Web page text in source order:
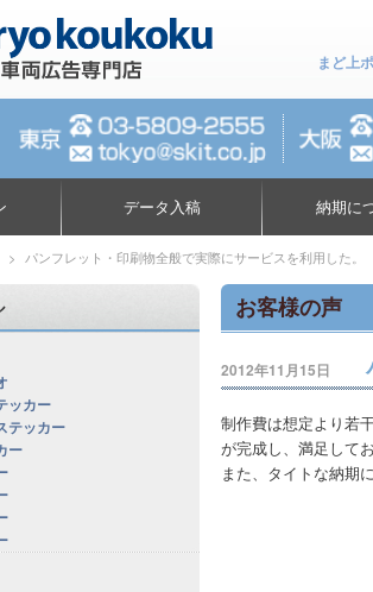
まど上
データ入稿 納期に
> パンフレット・印刷物全般で実際にサービスを利用した。
お客様の声
2012年11月15日
制作費は想定より若
が完成し、満足してお
また、タイトな納期
ッカー
テッカー
ー